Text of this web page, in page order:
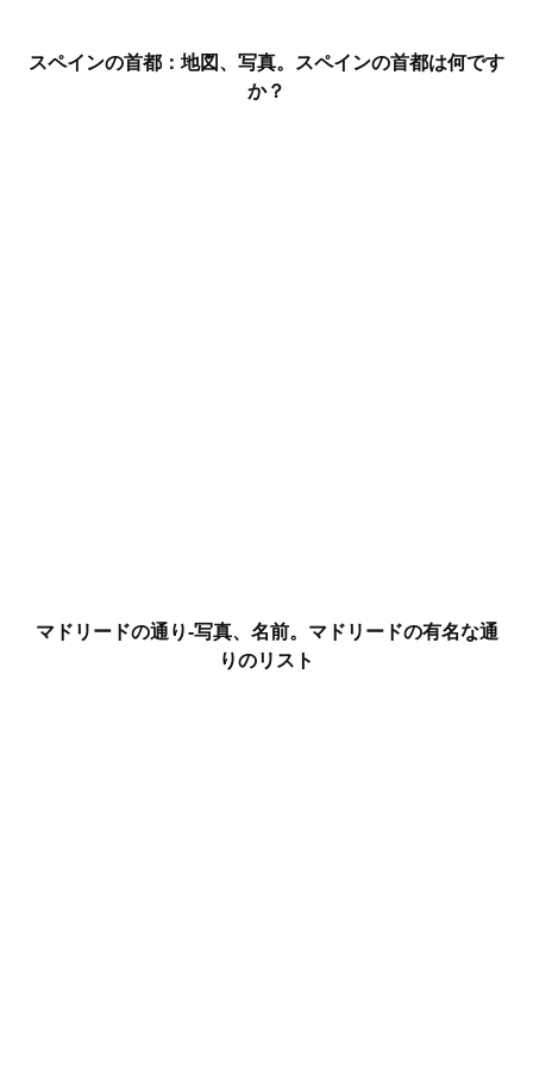
スペインの首都：地図、写真。スペインの首都は何です
か？
マドリードの通り-写真、名前。マドリードの有名な通
りのリスト